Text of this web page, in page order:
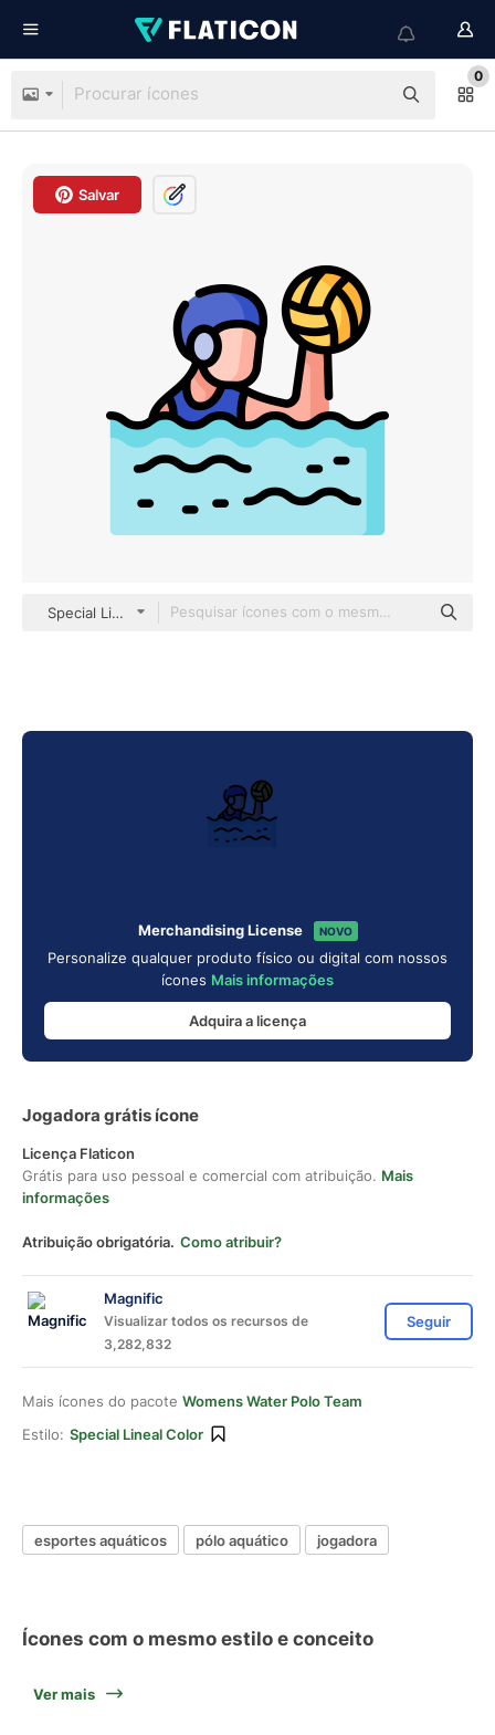
0
Salvar
Special Lineal color
Merchandising License NOVO
Personalize qualquer produto físico ou digital com nossos
ícones Mais informações
Adquira a licença
Jogadora grátis ícone
Licença Flaticon
Grátis para uso pessoal e comercial com atribuição. Mais
informações
Atribuição obrigatória. Como atribuir?
Magnific
Visualizar todos os recursos de
3,282,832
Seguir
Mais ícones do pacote Womens Water Polo Team
Estilo: Special Lineal Color
esportes aquáticos pólo aquático jogadora
Ícones com o mesmo estilo e conceito
Ver mais